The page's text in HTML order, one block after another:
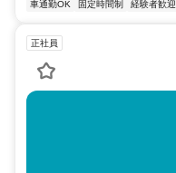
車通勤OK 固定時間制 経験者歓迎
正社員